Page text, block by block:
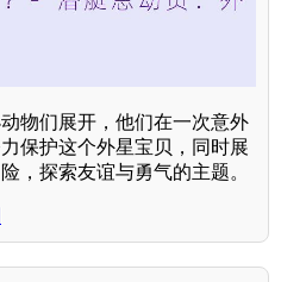
物们展开，他们在一次意外
保护这个外星宝贝，同时展
，探索友谊与勇气的主题。